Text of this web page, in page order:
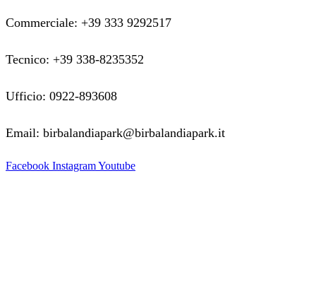
Commerciale: +39 333 9292517
Tecnico: +39 338-8235352
Ufficio: 0922-893608
Email: birbalandiapark@birbalandiapark.it
Facebook InstagramYoutube